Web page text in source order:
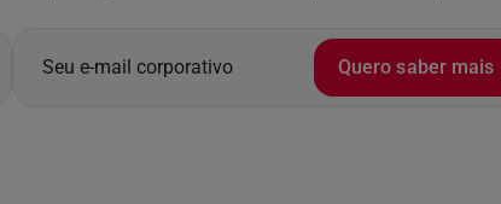
Quero saber mais